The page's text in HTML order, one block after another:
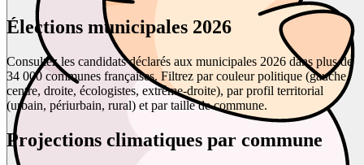
Élections municipales 2026
Consultez les candidats déclarés aux municipales 2026 dans plus de
34 000 communes françaises. Filtrez par couleur politique (gauche,
centre, droite, écologistes, extrême-droite), par profil territorial
(urbain, périurbain, rural) et par taille de commune.
Projections climatiques par commune